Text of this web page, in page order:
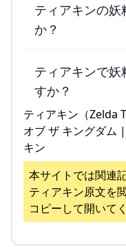
ティアキンの
か？
ティアキンで妖
すか？
ティアキン（Zelda
オブ ザ キングダム
キン
本サイトでは関連
ティアキン原文を
コピーして開いて